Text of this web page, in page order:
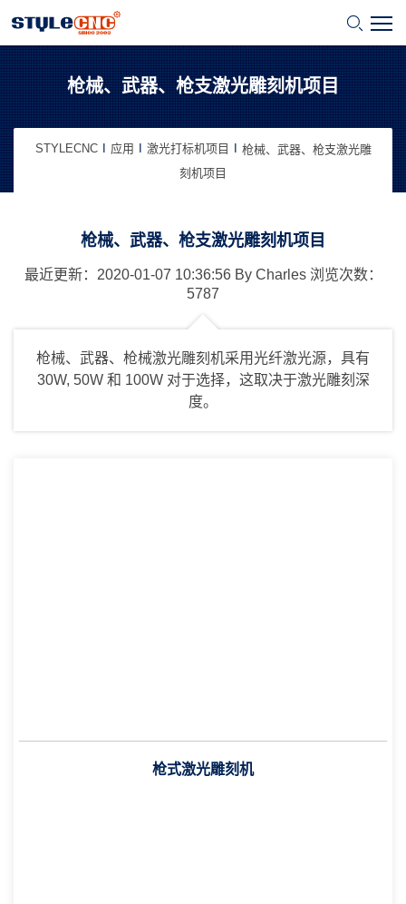
枪械、武器、枪支激光雕刻机项目
STYLECNC 应用 激光打标机项目
枪械、武器、枪支激光雕
刻机项目
枪械、武器、枪支激光雕刻机项目
最近更新：2020-01-07 10:36:56By Charles浏览次数：
5787
枪械、武器、枪械激光雕刻机采用光纤激光源，具有
30W, 50W 和 100W 对于选择，这取决于激光雕刻深
度。
枪式激光雕刻机